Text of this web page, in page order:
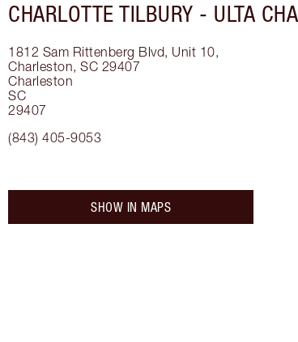
CHARLOTTE TILBURY - ULTA
1812 Sam Rittenberg Blvd, Unit 10,
Charleston, SC 29407
Charleston
SC
29407
(843) 405-9053
SHOW IN MAPS